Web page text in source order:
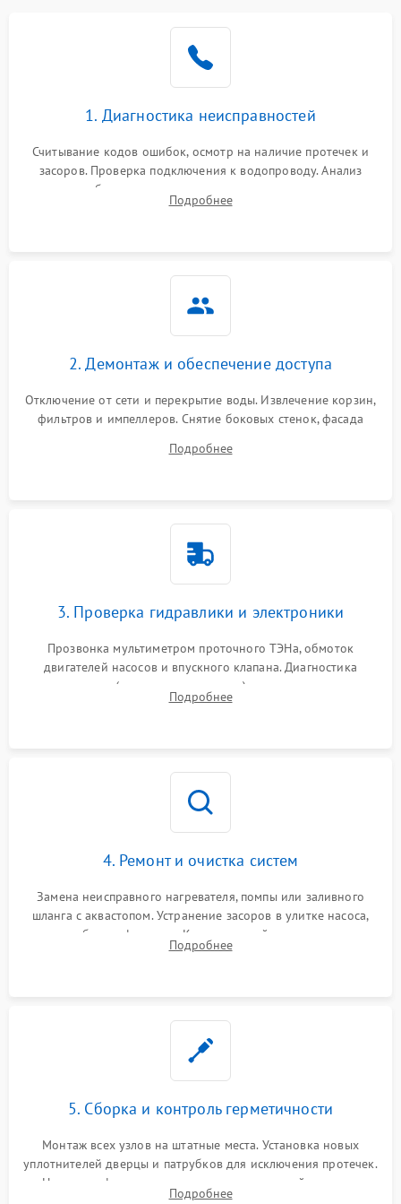
Проблемы с1. Диагностика неисправностей
Считывание кодов ошибок, осмотр на наличие протечек и
засоров. Проверка подключения к водопроводу. Анализ
жалоб на отсутствие слива, нагрева, вращения
разбрызгивателей или срабатывание системы защиты
Подробнее
2. Демонтаж и обеспечение доступа
Отключение от сети и перекрытие воды. Извлечение корзин,
фильтров и импеллеров. Снятие боковых стенок, фасада
циркуляционному насосу, ТЭНу и сливной помпе.
Подробнее
3. Проверка гидравлики и электроники
Прозвонка мультиметром проточного ТЭНа, обмоток
двигателей насосов и впускного клапана. Диагностика
прессостата (датчика уровня воды), датчика мутности,
концевика дверцы и электронного модуля управления.
Подробнее
4. Ремонт и очистка систем
Замена неисправного нагревателя, помпы или заливного
шланга с аквастопом. Устранение засоров в улитке насоса,
патрубках и фильтрах. Компонентный ремонт платы
управления, восстановление поврежденной проводки.
Подробнее
5. Сборка и контроль герметичности
Монтаж всех узлов на штатные места. Установка новых
уплотнителей дверцы и патрубков для исключения протечек.
Надежная фиксация хомутов гидравлической системы,
Подробнее